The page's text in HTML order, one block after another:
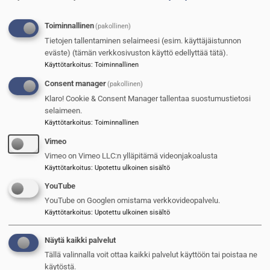
Patrian komentovaunuja Latviaan
15.11.2024 Jarmo Sinkkonen
Kuva
Toiminnallinen(pakollinen)
Tietojen tallentaminen selaimeesi (esim. käyttäjäistunnon
eväste) (tämän verkkosivuston käyttö edellyttää tätä).
Käyttötarkoitus: Toiminnallinen
Consent manager(pakollinen)
Klaro! Cookie & Consent Manager tallentaa suostumustietosi
selaimeen.
Käyttötarkoitus: Toiminnallinen
Vimeo
Vimeo on Vimeo LLC:n ylläpitämä videonjakoalusta
Käyttötarkoitus: Upotettu ulkoinen sisältö
YouTube
YouTube on Googlen omistama verkkovideopalvelu.
Käyttötarkoitus: Upotettu ulkoinen sisältö
Näytä kaikki palvelut
Tällä valinnalla voit ottaa kaikki palvelut käyttöön tai poistaa ne
käytöstä.